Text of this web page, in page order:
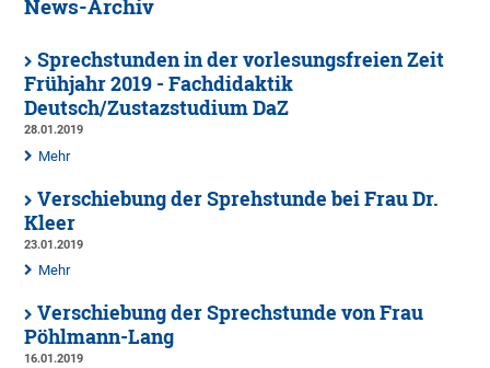
News-Archiv
Sprechstunden in der vorlesungsfreien Zeit
Frühjahr 2019 - Fachdidaktik
Deutsch/Zustazstudium DaZ
28.01.2019
Mehr
Verschiebung der Sprehstunde bei Frau Dr.
Kleer
23.01.2019
Mehr
Verschiebung der Sprechstunde von Frau
Pöhlmann-Lang
16.01.2019